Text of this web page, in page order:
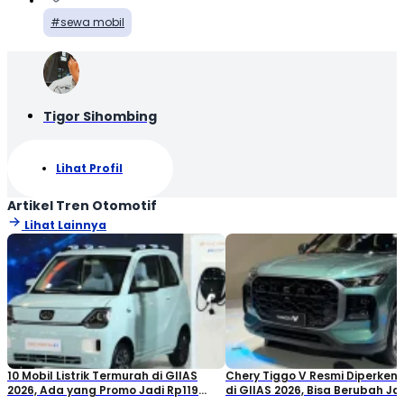
sewa mobil
Tigor Sihombing
Lihat Profil
Artikel Tren Otomotif
Lihat Lainnya
10 Mobil Listrik Termurah di GIIAS
2026, Ada yang Promo Jadi Rp119
Chery Tiggo V Resmi
di GIIAS 2026, Bisa Berubah